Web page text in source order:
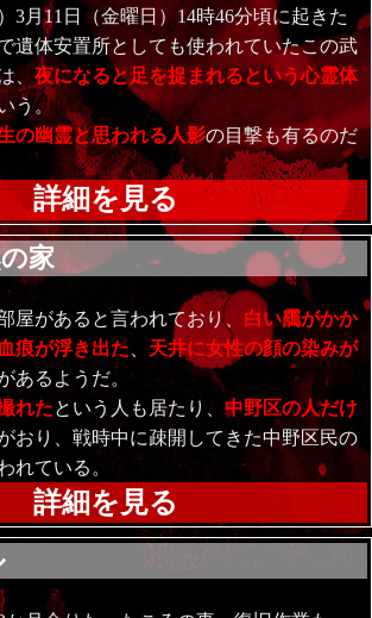
3月11日（金曜日）14時46分頃に起きた
遺体安置所としても使われていたこの武
、夜になると足を捉まれるという心霊体
う。
の幽霊と思われる人影の目撃も有るのだ
詳細を見る
家
屋があると言われており、 白い靄がかか
痕が浮き出た、天井に女性の顔の染みが
あるようだ。
れたという人も居たり、中野区の人だけ
おり、戦時中に疎開してきた中野区民の
れている。
詳細を見る